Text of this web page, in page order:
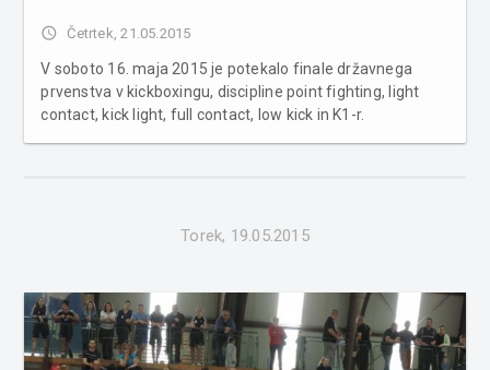
access_time Četrtek, 21.05.2015
V soboto 16. maja 2015 je potekalo finale državnega
prvenstva v kickboxingu, discipline point fighting, light
contact, kick light, full contact, low kick in K1-r.
Torek, 19.05.2015